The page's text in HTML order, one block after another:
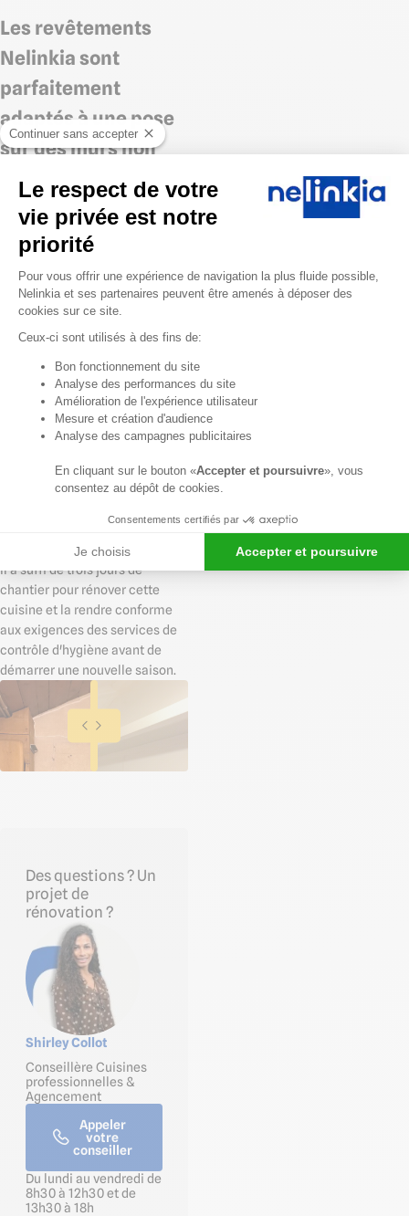
Les revêtements
Nelinkia sont
parfaitement
adaptés à une pose
sur des murs non
droits
L'appentis devait également
être rénové ce qui
représentait une réelle
difficulté du fait des murs non
droits et de la présence de
l'avantage d'être suffisamment
souples pour suivre la forme de
la cloison à rénover tout en
masquant les défauts d'aspect.
été réalisées avec
peuvent s'adapter à des angles
Il a suffi de trois jours de
chantier pour rénover cette
cuisine et la rendre conforme
aux exigences des services de
contrôle d'hygiène avant de
démarrer une nouvelle saison.
Des questions ? Un
projet de
rénovation ?
Shirley Collot
Conseillère Cuisines
professionnelles &
Agencement
Appeler
votre
conseiller
Du lundi au vendredi de
8h30 à 12h30 et de
13h30 à 18h
Continuer sans accepter
Le respect de votre
vie privée est notre
priorité
Plateforme de Gestion du
Pour vous offrir une expérience de navigation la plus fluide possible,
Nelinkia et ses partenaires peuvent être amenés à déposer des
cookies sur ce site.
Ceux-ci sont utilisés à des fins de:
Bon fonctionnement du site
Analyse des performances du site
Amélioration de l'expérience utilisateur
Mesure et création d'audience
Analyse des campagnes publicitaires
En cliquant sur le bouton «Accepter et poursuivre», vous
consentez au dépôt de cookies.
Consentements certifiés par
Je choisis Accepter et poursuivre
Axeptio consent